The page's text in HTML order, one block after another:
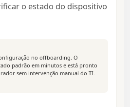
o estado do dispositivo
no offboarding. O
padrão em minutos e está pronto
sem intervenção manual do TI.